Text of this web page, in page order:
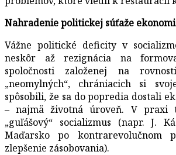
Nahradenie politickej súťaže
Vážne politické deficity v
neskôr až rezignácia na
spoločnosti založenej na
„neomylných“, chrániacich si
spôsobili, že sa do popredia dostali
– najmä životná úroveň. V praxi
„guľášový“ socializmus (napr. J.
Maďarsko po kontrarevolučnom
zlepšenie zásobovania).